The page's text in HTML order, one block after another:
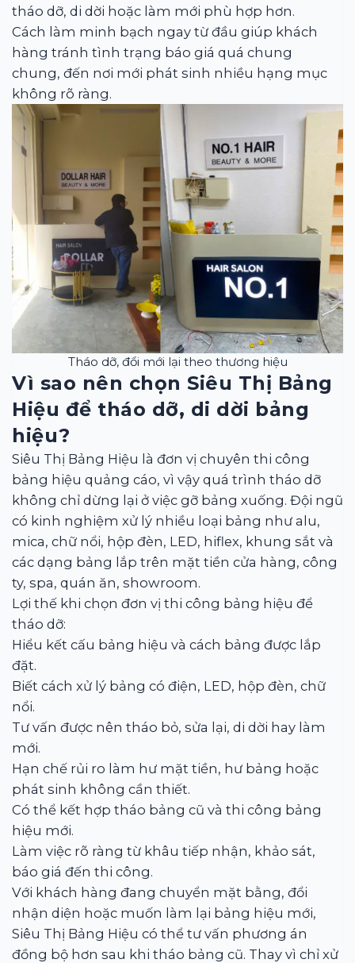
tháo dỡ, di dời hoặc làm mới phù hợp hơn.
Cách làm minh bạch ngay từ đầu giúp khách
hàng tránh tình trạng báo giá quá chung
chung, đến nơi mới phát sinh nhiều hạng mục
không rõ ràng.
Tháo dỡ, đổi mới lại theo thương hiệu
Vì sao nên chọn Siêu Thị Bảng
Hiệu để tháo dỡ, di dời bảng
hiệu?
Siêu Thị Bảng Hiệu là đơn vị chuyên thi công
bảng hiệu quảng cáo, vì vậy quá trình tháo dỡ
không chỉ dừng lại ở việc gỡ bảng xuống. Đội ngũ
có kinh nghiệm xử lý nhiều loại bảng như alu,
mica, chữ nổi, hộp đèn, LED, hiflex, khung sắt và
các dạng bảng lắp trên mặt tiền cửa hàng, công
ty, spa, quán ăn, showroom.
Lợi thế khi chọn đơn vị thi công bảng hiệu để
tháo dỡ:
Hiểu kết cấu bảng hiệu và cách bảng được lắp
đặt.
Biết cách xử lý bảng có điện, LED, hộp đèn, chữ
nổi.
Tư vấn được nên tháo bỏ, sửa lại, di dời hay làm
mới.
Hạn chế rủi ro làm hư mặt tiền, hư bảng hoặc
phát sinh không cần thiết.
Có thể kết hợp tháo bảng cũ và thi công bảng
hiệu mới.
Làm việc rõ ràng từ khâu tiếp nhận, khảo sát,
báo giá đến thi công.
Với khách hàng đang chuyển mặt bằng, đổi
nhận diện hoặc muốn làm lại bảng hiệu mới,
Siêu Thị Bảng Hiệu có thể tư vấn phương án
đồng bộ hơn sau khi tháo bảng cũ. Thay vì chỉ xử